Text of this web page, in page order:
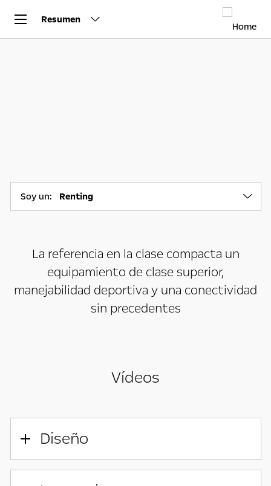
Resumen
Soy un: Renting
La referencia en la clase compacta un
equipamiento de clase superior,
manejabilidad deportiva y una conectividad
sin precedentes
Vídeos
Diseño